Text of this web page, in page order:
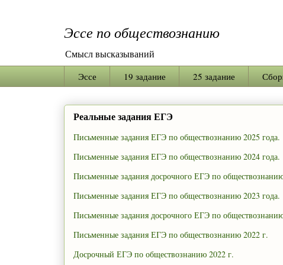
Эссе по обществознанию
Смысл высказываний
Эссе 19 задание 25 задание
Реальные задания ЕГЭ
Письменные задания ЕГЭ по обществознанию 2025 года.
Письменные задания ЕГЭ по обществознанию 2024 года.
Письменные задания досрочного ЕГЭ по
Письменные задания ЕГЭ по обществознанию 2023 года.
Письменные задания досрочного ЕГЭ по
Письменные задания ЕГЭ по обществознанию 2022 г.
Досрочный ЕГЭ по обществознанию 2022 г.